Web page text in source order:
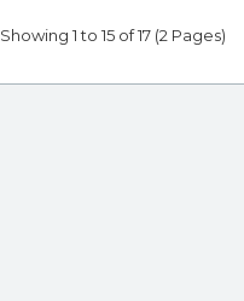
Showing 1 to 15 of 17 (2 Pages)